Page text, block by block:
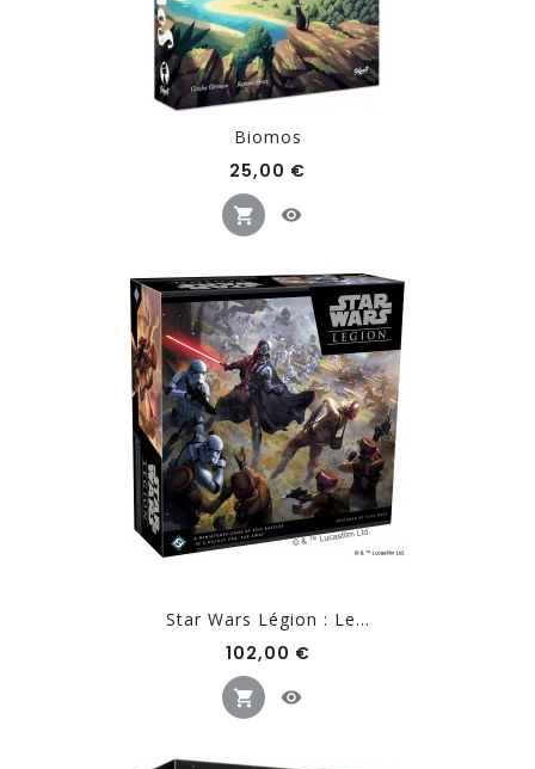
Biomos
25,00 €
Star Wars Légion : Le...
102,00 €Prix